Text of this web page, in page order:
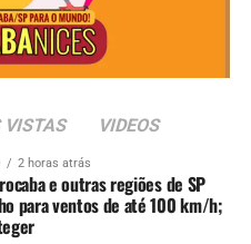
Instagram
VISTAS VIDEOS
2 horas atrás
e outras regiões de SP
para ventos de até 100 km/h;